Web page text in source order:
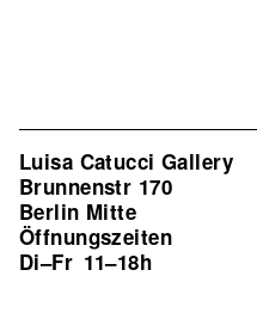
Luisa Catucci Gallery
Brunnenstr 170
Berlin Mitte
Öffnungszeiten
Di–Fr 11–18h